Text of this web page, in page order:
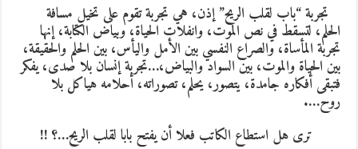
تجربة “باب لقلب الريح” إذن، هي تجربة تقوم على تخيل مسافة
الحلم، لتسقط في نص الموت، وانفلات الحياة، وبياض الكتابة، إنها
تجربة المأساة، والصراع النفسي بين الأمل واليأس، بين الحلم والحقيقة،
بين الحياة والموت، بين السواد والبياض،…تجربة إنسان بلا صدى، يفكر
فتبقى أفكاره جامدة، يتصور، يحلم، تصوراته، أحلامه هياكل بلا
روح….
ترى هل استطاع الكاتب فعلا أن يفتح بابا لقلب الريح…؟ !!